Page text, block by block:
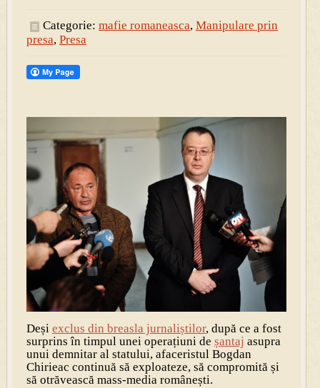
Categorie: mafie romaneasca, Manipulare prin
presa, Presa
Deși exclus din breasla jurnaliștilor, după ce a fost
surprins în timpul unei operațiuni de șantaj asupra
unui demnitar al statului, afaceristul Bogdan
Chirieac continuă să exploateze, să compromită și
să otrăvească mass-media românești.